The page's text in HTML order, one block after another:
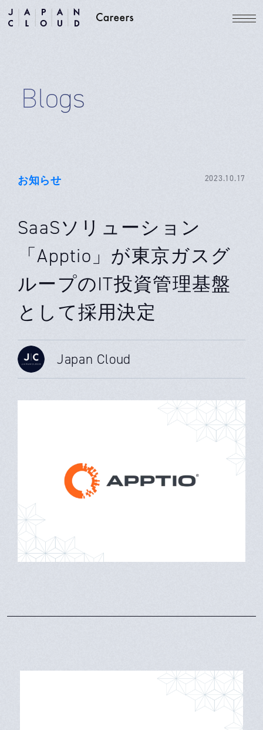
Blogs
お知らせ 2023.10.17
SaaSソリューション
「Apptio」が東京ガスグ
ループのIT投資管理基盤
として採用決定
Japan Cloud